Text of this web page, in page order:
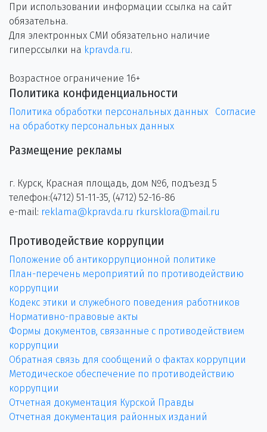
При использовании информации ссылка на сайт
обязательна.
Для электронных СМИ обязательно наличие
гиперссылки на kpravda.ru.
Возрастное ограничение 16+
Политика конфиденциальности
Политика обработки персональных данных
Согласие
на обработку персональных данных
Размещение рекламы
г. Курск, Красная площадь, дом №6, подъезд 5
телефон:(4712) 51-11-35, (4712) 52-16-86
e-mail: reklama@kpravda.ru rkursklora@mail.ru
Противодействие коррупции
Положение об антикоррупционной политике
План-перечень мероприятий по противодействию
коррупции
Кодекс этики и служебного поведения работников
Нормативно-правовые акты
Формы документов, связанные с противодействием
коррупции
Обратная связь для сообщений о фактах коррупции
Методическое обеспечение по противодействию
коррупции
Отчетная документация Курской Правды
Отчетная документация районных изданий